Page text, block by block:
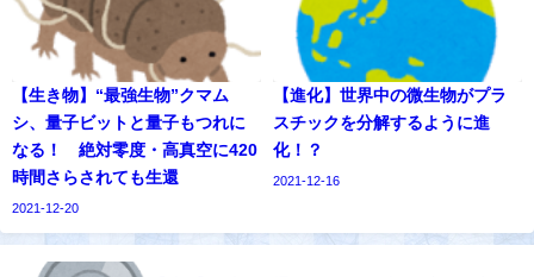
【生き物】“最強生物”クマム
シ、量子ビットと量子もつれに
なる！ 絶対零度・高真空に420
時間さらされても生還
2021-12-20
【進化】世界中の微生物がプラ
スチックを分解するように進
化！？
2021-12-16